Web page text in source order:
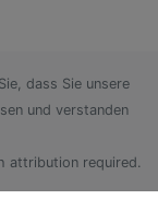
dass Sie unsere
und verstanden
attribution required.